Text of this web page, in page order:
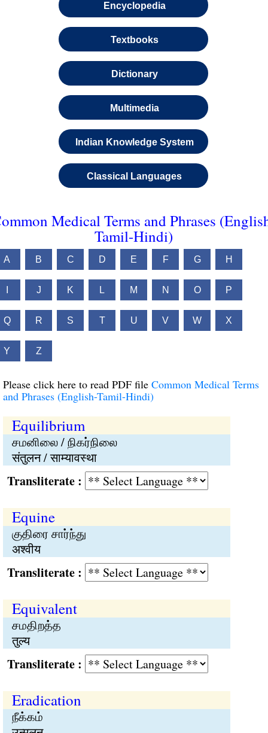
Encyclopedia
Textbooks
Dictionary
Multimedia
Indian Knowledge System
Classical Languages
Medical Terms and Phrases
Tamil-Hindi)
A B C D E F G H
J K L M N O P
Q R S T U V W X
Y Z
Please click here to read PDF file Common Medical Terms
and Phrases (English-Tamil-Hindi)
Equilibrium
சமனிலை / நிகர்நிலை
संतुलन / साम्यावस्था
:
Equine
குதிரை சார்ந்து
अश्वीय
:
Equivalent
சமதிறத்த
तुल्य
:
Eradication
நீக்கம்